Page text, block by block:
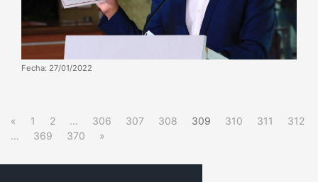
Fecha: 27/01/2022
« 1 2 ... 306 307 308 309 310 311
312
...
369 370 »